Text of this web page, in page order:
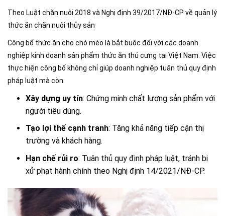
Theo Luật chăn nuôi 2018 và Nghị định 39/2017/NĐ-CP về quản lý
thức ăn chăn nuôi thủy sản
Công bố thức ăn cho chó mèo là bắt buộc đối với các doanh
nghiệp kinh doanh sản phẩm thức ăn thú cưng tại Việt Nam. Việc
thực hiện công bố không chỉ giúp doanh nghiệp tuân thủ quy định
pháp luật mà còn:
Xây dựng uy tín: Chứng minh chất lượng sản phẩm với
người tiêu dùng.
Tạo lợi thế cạnh tranh: Tăng khả năng tiếp cận thị
trường và khách hàng.
Hạn chế rủi ro: Tuân thủ quy định pháp luật, tránh bị
xử phạt hành chính theo Nghị định 14/2021/NĐ-CP.